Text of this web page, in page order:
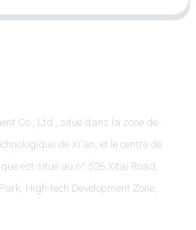
Co., Ltd., situé dans la zone de
de Xi'an, et le centre de
est situé au n° 526 Xitai Road,
High-tech Development Zone,